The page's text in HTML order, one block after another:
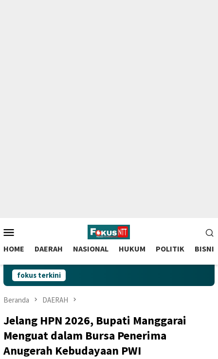
to
contentMobile
HOME DAERAH NASIONAL HUKUM POLITIK BISNIS
fokus terkini
Beranda DAERAH
Jelang HPN 2026, Bupati Manggarai
Menguat dalam Bursa Penerima
Anugerah Kebudayaan PWI